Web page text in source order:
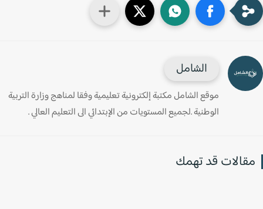
الشامل
موقع الشامل مكتبة إلكترونية تعليمية وفقا لمناهج وزارة التربية
الوطنية .لجميع المستويات من الإبتدائي الى التعليم العالي .
قد تهمك